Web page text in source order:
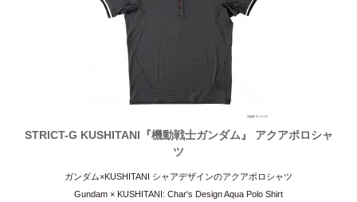
STRICT-G KUSHITANI『機動戦士ガンダム』 アクアポロシャ
ツ
ガンダム×KUSHITANI シャアデザインのアクアポロシャツ
Gundam × KUSHITANI: Char's Design Aqua Polo Shirt